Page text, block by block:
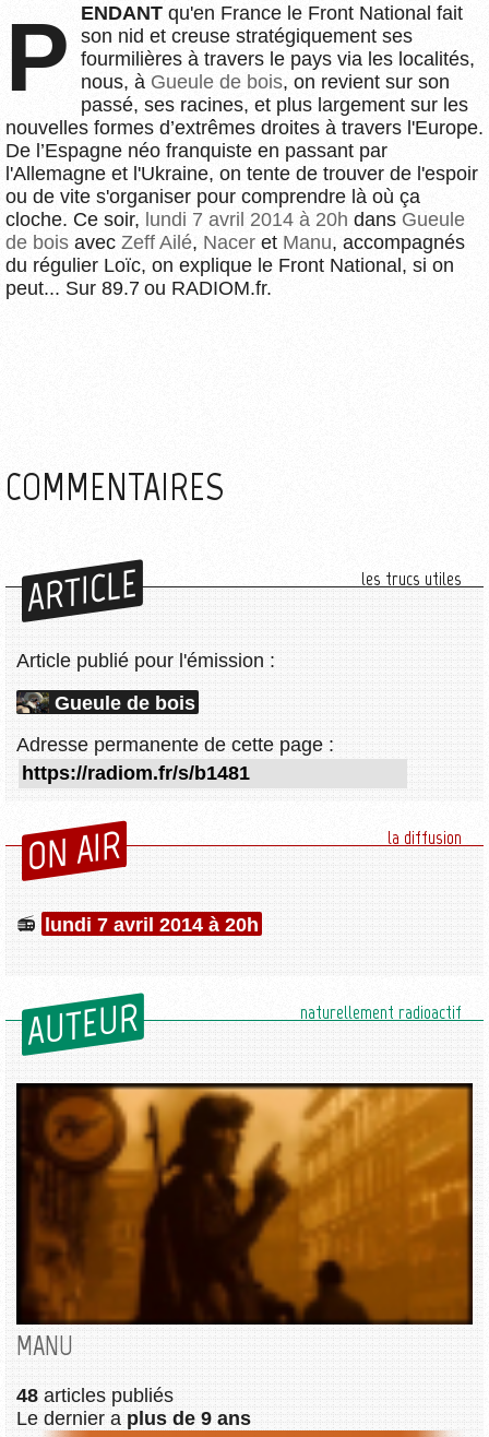
PENDANT qu'en France le Front National fait
son nid et creuse stratégiquement ses
fourmilières à travers le pays via les localités,
nous, à Gueule de bois, on revient sur son
passé, ses racines, et plus largement sur les
nouvelles formes d’extrêmes droites à travers l'Europe.
De l’Espagne néo franquiste en passant par
l'Allemagne et l'Ukraine, on tente de trouver de l'espoir
ou de vite s'organiser pour comprendre là où ça
cloche. Ce soir, lundi 7 avril 2014 à 20h dans Gueule
de bois avec Zeff Ailé, Nacer et Manu, accompagnés
du régulier Loïc, on explique le Front National, si on
peut... Sur 89.7 ou RADIOM.fr.
COMMENTAIRES
ARTICLE les trucs utiles
Article publié pour l'émission :
Gueule de bois
Adresse permanente de cette page :
ON AIR la diffusion
lundi 7 avril 2014 à 20h
AUTEUR naturellement radioactif
MANU
48 articles publiés
Le dernier a plus de 9 ans